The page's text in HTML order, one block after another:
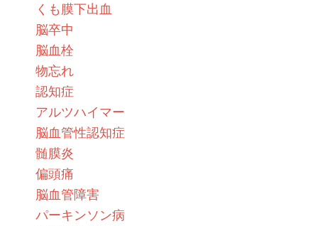
くも膜下出血
脳卒中
脳血栓
物忘れ
認知症
アルツハイマー
脳血管性認知症
髄膜炎
偏頭痛
脳血管障害
パーキンソン病